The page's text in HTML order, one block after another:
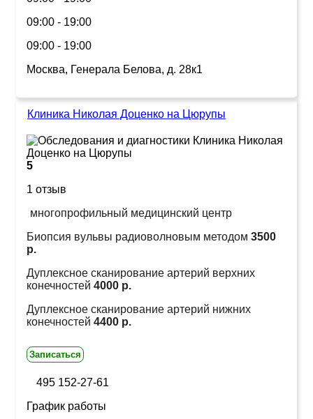
09:00 - 19:00
09:00 - 19:00
Москва, Генерала Белова, д. 28к1
Клиника Николая Доценко на Цюрупы
5
1 отзыв
многопрофильный медицинский центр
Биопсия вульвы радиоволновым методом 3500
р.
Дуплексное сканирование артерий верхних
конечностей 4000 р.
Дуплексное сканирование артерий нижних
конечностей 4400 р.
Записаться
495 152-27-61
График работы